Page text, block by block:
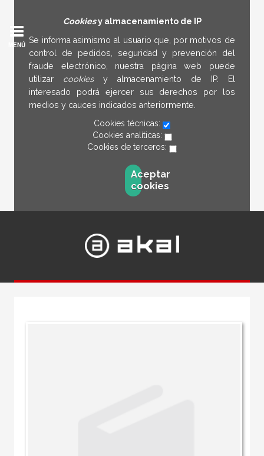
Cookiesy almacenamiento de IP
Se informa asimismo al usuario que, por motivos de
control de pedidos, seguridad y prevención del
fraude electrónico, nuestra página web puede
utilizar cookies y almacenamiento de IP. El
interesado podrá ejercer sus derechos por los
medios y cauces indicados anteriormente.
Cookies técnicas:
Cookies analíticas:
Cookies de terceros:
Aceptar
cookies
MENÚ